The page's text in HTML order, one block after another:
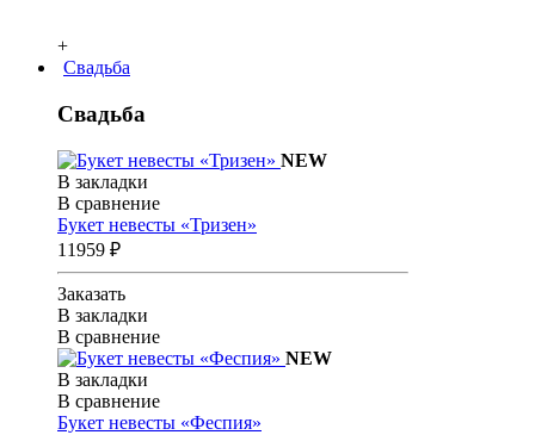
+
Свадьба
Свадьба
NEW
В закладки
В сравнение
Букет невесты «Тризен»
11959 ₽
Заказать
В закладки
В сравнение
NEW
В закладки
В сравнение
Букет невесты «Феспия»